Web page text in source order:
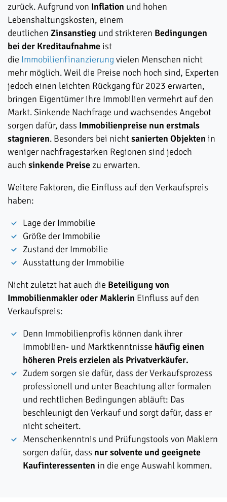
zurück. Aufgrund von Inflation und hohen
Lebenshaltungskosten, einem
deutlichen Zinsanstieg und strikteren Bedingungen
bei der Kreditaufnahmeist
die Immobilienfinanzierungvielen Menschen nicht
mehr möglich. Weil die Preise noch hoch sind, Experten
jedoch einen leichten Rückgang für 2023 erwarten,
bringen Eigentümer ihre Immobilien vermehrt auf den
Markt. Sinkende Nachfrage und wachsendes Angebot
sorgen dafür, dass Immobilienpreise nun erstmals
stagnieren. Besonders bei nichtsanierten Objekten in
weniger nachfragestarken Regionen sind jedoch
auch sinkende Preisezu erwarten.
Weitere Faktoren, die Einfluss auf den Verkaufspreis
haben:
Lage der Immobilie
Größe der Immobilie
Zustand der Immobilie
Ausstattung der Immobilie
Nicht zuletzt hat auch die Beteiligung von
Immobilienmakler oder Maklerin Einfluss auf den
Verkaufspreis:
Denn Immobilienprofis können dank ihrer
Immobilien- und Marktkenntnisse häufig einen
höheren Preis erzielen als Privatverkäufer.
Zudem sorgen sie dafür, dass der Verkaufsprozess
professionell und unter Beachtung aller formalen
und rechtlichen Bedingungen abläuft: Das
beschleunigt den Verkauf und sorgt dafür, dass er
nicht scheitert.
Menschenkenntnis und Prüfungstools von Maklern
sorgen dafür, dass nur solvente und geeignete
Kaufinteressenten in die enge Auswahl kommen.